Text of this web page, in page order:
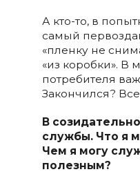
А кто-то, в
самый
«пленку не
«из коробки». В
потребителя
Закончился?
В
службы. Что я
Чем я могу
полезным?